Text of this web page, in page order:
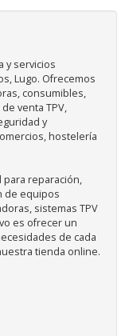
y servicios
Lugo. Ofrecemos
consumibles,
venta TPV,
y
hostelería
para reparación,
de equipos
sistemas TPV
es ofrecer un
de cada
tienda online.